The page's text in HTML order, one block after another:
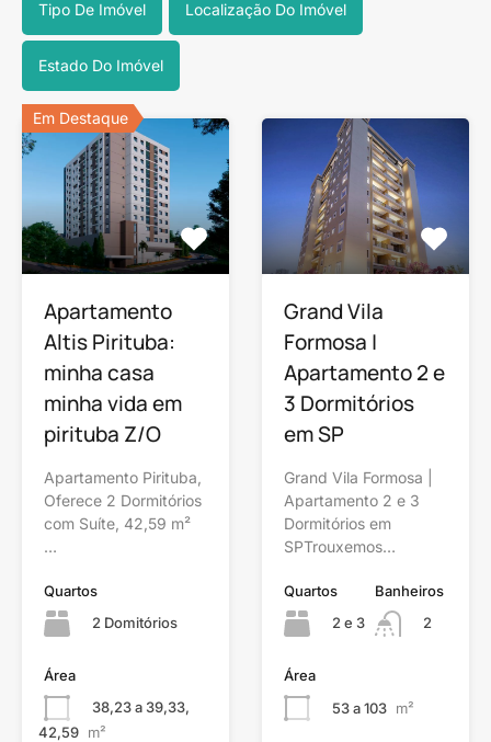
Tipo De Imóvel Localização Do Imóvel
Estado Do Imóvel
Em Destaque
Apartamento
Altis Pirituba:
minha casa
minha vida em
pirituba Z/O
Apartamento Pirituba,
Oferece 2 Dormitórios
com Suíte, 42,59 m²
…
Quartos
2 Domitórios
Área
38,23 a 39,33,
42,59 m²
Grand Vila
Formosa |
Apartamento 2 e
3 Dormitórios
em SP
Grand Vila Formosa |
Apartamento 2 e 3
Dormitórios em
SPTrouxemos…
Quartos
2 e 3
Banheiros
2
Área
53 a 103 m²